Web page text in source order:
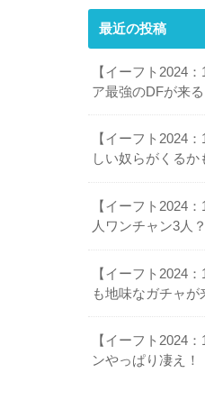
最近の投稿
【イーフト2024
ア最強のDFが来る
【イーフト2024
しい奴らがくるか
【イーフト2024
人ワンチャン3人？
【イーフト2024
も地味なガチャが
【イーフト2024
ンやっぱり凄え！